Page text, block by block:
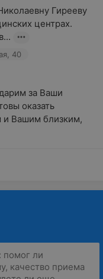
Гирееву
центрах.
40
за Ваши
оказать
Вашим близким,